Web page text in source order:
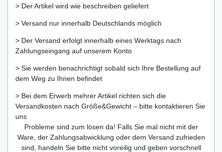
> Der Artikel wird wie beschreiben geliefert
> Versand nur innerhalb Deutschlands möglich
> Der Versand erfolgt innerhalb eines Werktags nach
Zahlungseingang auf unserem Konto
> Sie werden benachrichtigt sobald sich Ihre Bestellung auf
dem Weg zu Ihnen befindet
> Bei dem Erwerb mehrer Artikel richten sich die
Versandkosten nach Größe&Gewicht – bitte kontaktieren Sie
uns
Probleme sind zum lösen da! Falls Sie mal nicht mit der
Ware, der Zahlungsabwicklung oder dem Versand zufrieden
sind, handeln Sie bitte nicht voreilig und geben vorschnell